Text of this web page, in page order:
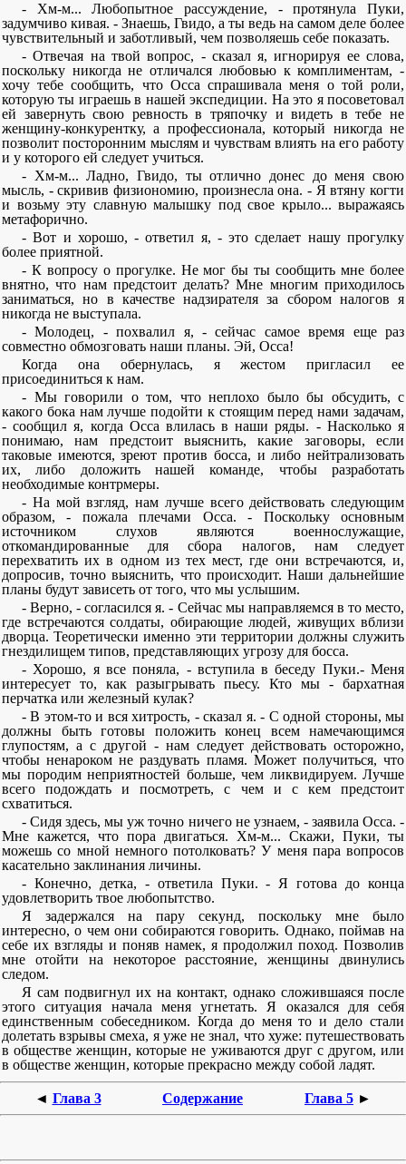
- Хм-м... Любопытное рассуждение, - протянула Пуки,
задумчиво кивая. - Знаешь, Гвидо, а ты ведь на самом деле более
чувствительный и заботливый, чем позволяешь себе показать.
- Отвечая на твой вопрос, - сказал я, игнорируя ее слова,
поскольку никогда не отличался любовью к комплиментам, -
хочу тебе сообщить, что Осса спрашивала меня о той роли,
которую ты играешь в нашей экспедиции. На это я посоветовал
ей завернуть свою ревность в тряпочку и видеть в тебе не
женщину-конкурентку, а профессионала, который никогда не
позволит посторонним мыслям и чувствам влиять на его работу
и у которого ей следует учиться.
- Хм-м... Ладно, Гвидо, ты отлично донес до меня свою
мысль, - скривив физиономию, произнесла она. - Я втяну когти
и возьму эту славную малышку под свое крыло... выражаясь
метафорично.
- Вот и хорошо, - ответил я, - это сделает нашу прогулку
более приятной.
- К вопросу о прогулке. Не мог бы ты сообщить мне более
внятно, что нам предстоит делать? Мне многим приходилось
заниматься, но в качестве надзирателя за сбором налогов я
никогда не выступала.
- Молодец, - похвалил я, - сейчас самое время еще раз
совместно обмозговать наши планы. Эй, Осса!
Когда она обернулась, я жестом пригласил ее
присоединиться к нам.
- Мы говорили о том, что неплохо было бы обсудить, с
какого бока нам лучше подойти к стоящим перед нами задачам,
- сообщил я, когда Осса влилась в наши ряды. - Насколько я
понимаю, нам предстоит выяснить, какие заговоры, если
таковые имеются, зреют против босса, и либо нейтрализовать
их, либо доложить нашей команде, чтобы разработать
необходимые контрмеры.
- На мой взгляд, нам лучше всего действовать следующим
образом, - пожала плечами Осса. - Поскольку основным
источником слухов являются военнослужащие,
откомандированные для сбора налогов, нам следует
перехватить их в одном из тех мест, где они встречаются, и,
допросив, точно выяснить, что происходит. Наши дальнейшие
планы будут зависеть от того, что мы услышим.
- Верно, - согласился я. - Сейчас мы направляемся в то место,
где встречаются солдаты, обирающие людей, живущих вблизи
дворца. Теоретически именно эти территории должны служить
гнездилищем типов, представляющих угрозу для босса.
- Хорошо, я все поняла, - вступила в беседу Пуки.- Меня
интересует то, как разыгрывать пьесу. Кто мы - бархатная
перчатка или железный кулак?
- В этом-то и вся хитрость, - сказал я. - С одной стороны, мы
должны быть готовы положить конец всем намечающимся
глупостям, а с другой - нам следует действовать осторожно,
чтобы ненароком не раздувать пламя. Может получиться, что
мы породим неприятностей больше, чем ликвидируем. Лучше
всего подождать и посмотреть, с чем и с кем предстоит
схватиться.
- Сидя здесь, мы уж точно ничего не узнаем, - заявила Осса. -
Мне кажется, что пора двигаться. Хм-м... Скажи, Пуки, ты
можешь со мной немного потолковать? У меня пара вопросов
касательно заклинания личины.
- Конечно, детка, - ответила Пуки. - Я готова до конца
удовлетворить твое любопытство.
Я задержался на пару секунд, поскольку мне было
интересно, о чем они собираются говорить. Однако, поймав на
себе их взгляды и поняв намек, я продолжил поход. Позволив
мне отойти на некоторое расстояние, женщины двинулись
следом.
Я сам подвигнул их на контакт, однако сложившаяся после
этого ситуация начала меня угнетать. Я оказался для себя
единственным собеседником. Когда до меня то и дело стали
долетать взрывы смеха, я уже не знал, что хуже: путешествовать
в обществе женщин, которые не уживаются друг с другом, или
в обществе женщин, которые прекрасно между собой ладят.
◄ Глава 3 Содержание Глава 5 ►